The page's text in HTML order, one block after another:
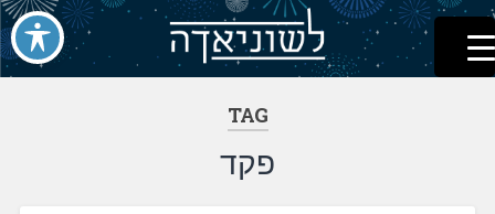
דלג
לתוכן
לשוניאדה
עברית. לשון. שפה
TAG
פקד